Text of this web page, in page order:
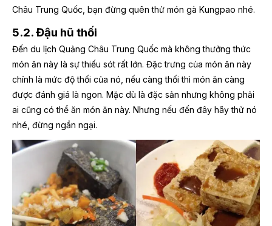
Châu Trung Quốc, bạn đừng quên thử món gà Kungpao nhé.
5.2. Đậu hũ thối
Đến du lịch Quảng Châu Trung Quốc mà không thưởng thức
món ăn này là sự thiếu sót rất lớn. Đặc trưng của món ăn này
chính là mức độ thối của nó, nếu càng thối thì món ăn càng
được đánh giá là ngon. Mặc dù là đặc sản nhưng không phải
ai cũng có thể ăn món ăn này. Nhưng nếu đến đây hãy thử nó
nhé, đừng ngần ngại.